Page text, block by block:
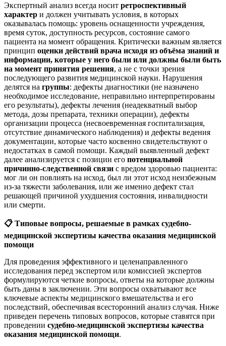
Экспертный анализ всегда носит ретроспективный
характер и должен учитывать условия, в которых
оказывалась помощь: уровень оснащенности учреждения,
время суток, доступность ресурсов, состояние самого
пациента на момент обращения. Критически важным является
принцип оценки действий врача исходя из объёма знаний и
информации, которые у него были или должны были быть
на момент принятия решения, а не с точки зрения
последующего развития медицинской науки. Нарушения
делятся на группы: дефекты диагностики (не назначено
необходимое исследование, неправильно интерпретированы
его результаты), дефекты лечения (неадекватный выбор
метода, дозы препарата, техники операции), дефекты
организации процесса (несвоевременная госпитализация,
отсутствие динамического наблюдения) и дефекты ведения
документации, которые часто косвенно свидетельствуют о
недостатках в самой помощи. Каждый выявленный дефект
далее анализируется с позиции его потенциальной
причинно-следственной связи с вредом здоровью пациента:
мог ли он повлиять на исход, был ли этот исход неизбежным
из-за тяжести заболевания, или же именно дефект стал
решающей причиной ухудшения состояния, инвалидности
или смерти.
📋 Типовые вопросы, решаемые в рамках судебно-
медицинской экспертизы качества оказания медицинской
помощи
Для проведения эффективного и целенаправленного
исследования перед экспертом или комиссией экспертов
формулируются четкие вопросы, ответы на которые должны
быть даны в заключении. Эти вопросы охватывают все
ключевые аспекты медицинского вмешательства и его
последствий, обеспечивая всесторонний анализ случая. Ниже
приведен перечень типовых вопросов, которые ставятся при
проведении судебно-медицинской экспертизы качества
оказания медицинской помощи.